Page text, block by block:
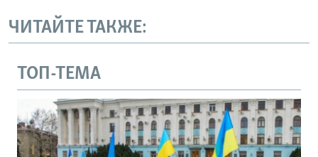
ЧИТАЙТЕ ТАКЖЕ:
ТОП-ТЕМА